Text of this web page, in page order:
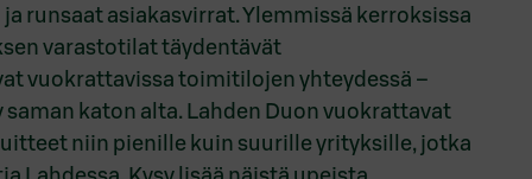
runsaat asiakasvirrat. Ylemmissä kerroksissa
varastotilat täydentävät
vuokrattavissa toimitilojen yhteydessä –
katon alta. Lahden Duon vuokrattavat
niin pienille kuin suurille yrityksille, jotka